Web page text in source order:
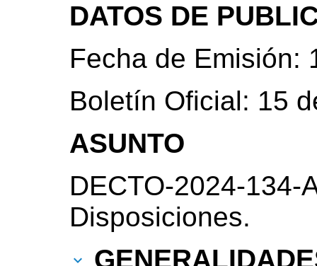
DATOS DE
Fecha de Emisión:
Boletín Oficial: 15
ASUNTO
DECTO-2024-134-
Disposiciones.